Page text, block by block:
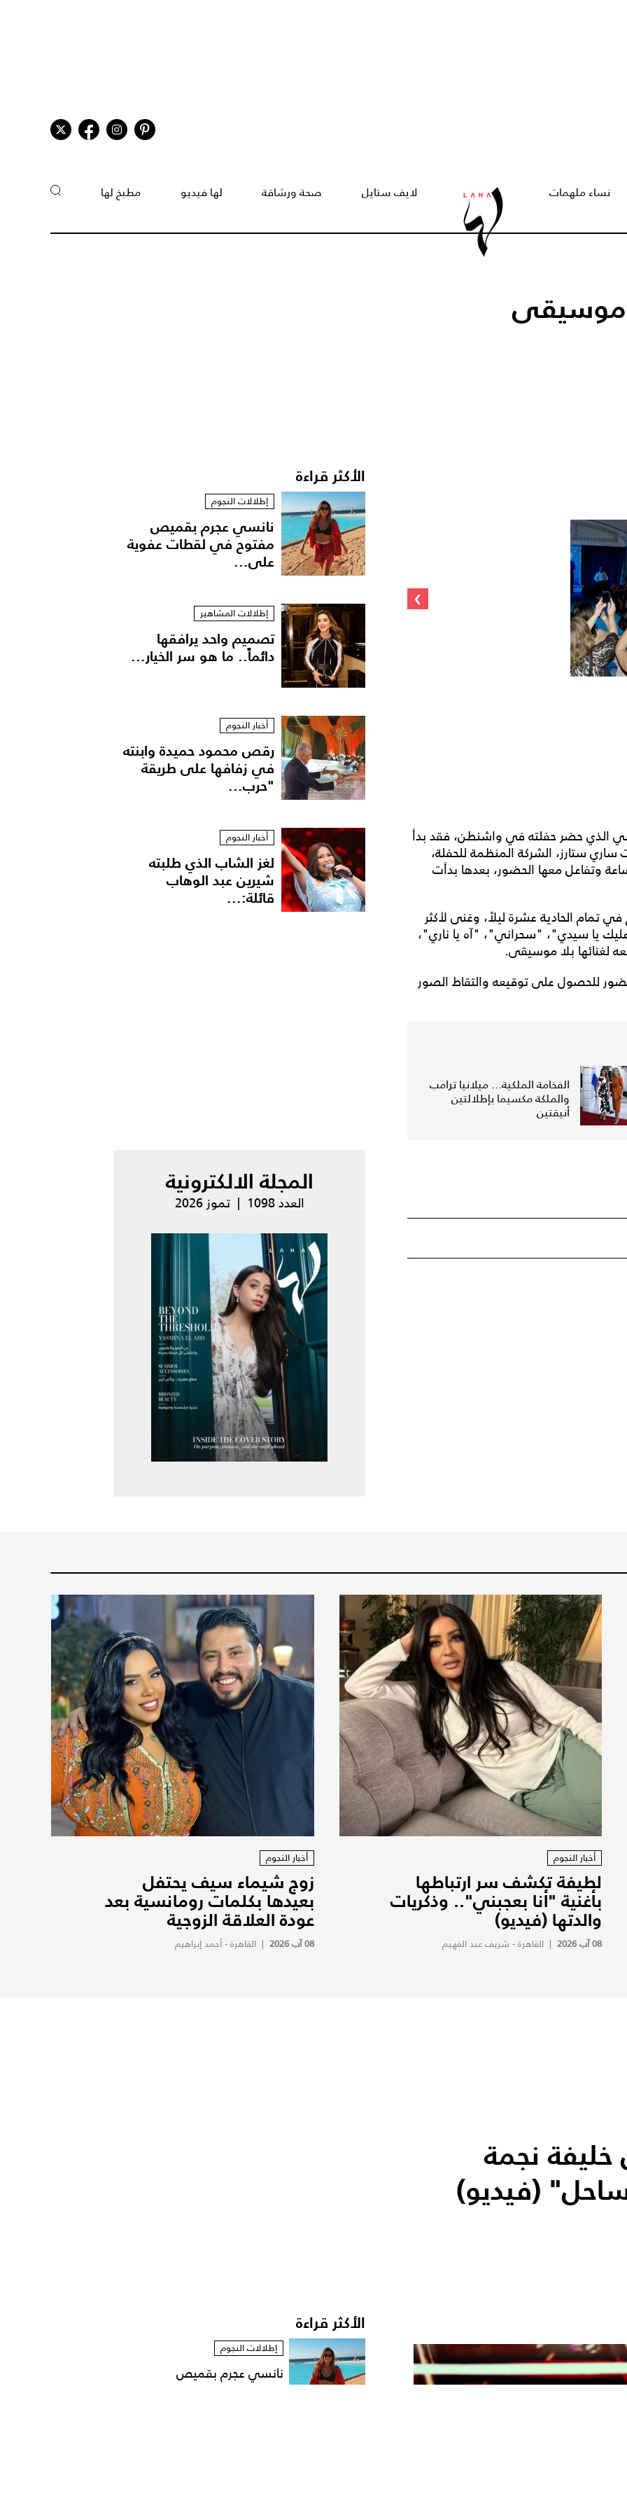
نساء ملهمات لايف ستايل صحة ورشاقة لها فيديو مطبخ لها
موسيقى
›
الذي حضر حفلته في واشنطن، فقد بدأ
ساري ستارز، الشركة المنظمة للحفلة،
وتفاعل معها الحضور، بعدها بدأت
تمام الحادية عشرة ليلاً، وغنى لأكثر
عليك يا سيدي"، "سحراني"، "آه يا ناري"،
لغنائها بلا موسيقى.
للحصول على توقيعه والتقاط الصور
الفخامة الملكية... ميلانيا ترامب
والملكة مكسيما بإطلالتين
أنيقتين
الأكثر قراءة
إطلالات النجوم
نانسي عجرم بقميص
مفتوح في لقطات عفوية
على...
إطلالات المشاهير
تصميم واحد يرافقها
دائماً.. ما هو سر الخيار...
أخبار النجوم
رقص محمود حميدة وابنته
في زفافها على طريقة
"حرب...
أخبار النجوم
لغز الشاب الذي طلبته
شيرين عبد الوهاب
قائلة:...
المجلة الالكترونية
العدد 1098 | تموز 2026
أخبار النجوم
لطيفة تكشف سر ارتباطها
بأغنية "أنا بعجبني".. وذكريات
والدتها (فيديو)
08 آب 2026 | القاهرة - شريف عبد الفهيم
أخبار النجوم
زوج شيماء سيف يحتفل
بعيدها بكلمات رومانسية بعد
عودة العلاقة الزوجية
08 آب 2026 |القاهرة - أحمد إبراهيم
نجمة
(فيديو)
الأكثر قراءة
إطلالات النجوم
نانسي عجرم بقميص